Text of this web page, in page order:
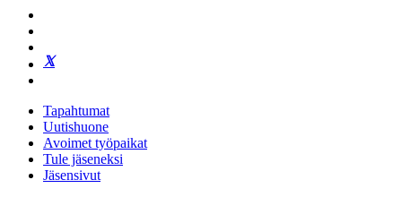
Tapahtumat
Uutishuone
Avoimet työpaikat
Tule jäseneksi
Jäsensivut